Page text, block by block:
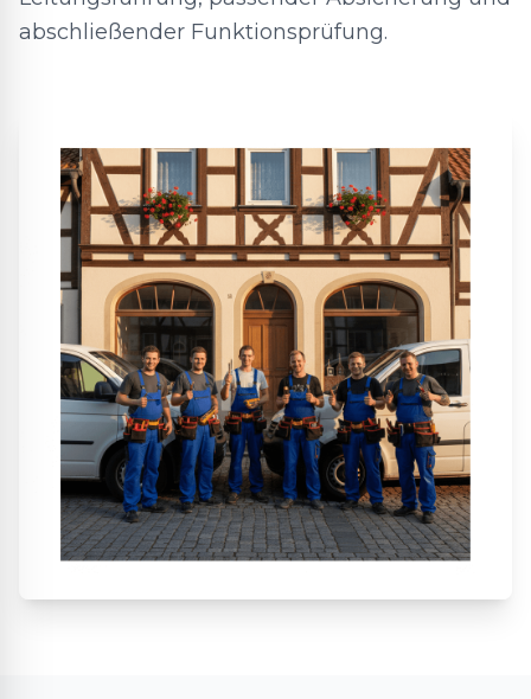
abschließender Funktionsprüfung.